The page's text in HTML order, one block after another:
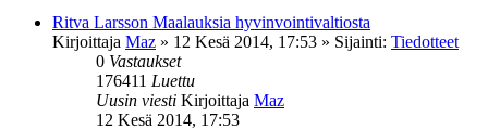
Ritva Larsson Maalauksia hyvinvointivaltiosta
Kirjoittaja Maz » 12 Kesä 2014, 17:53 » Sijainti: Tiedotteet
0 Vastaukset
176411 Luettu
Uusin viesti Kirjoittaja Maz
12 Kesä 2014, 17:53